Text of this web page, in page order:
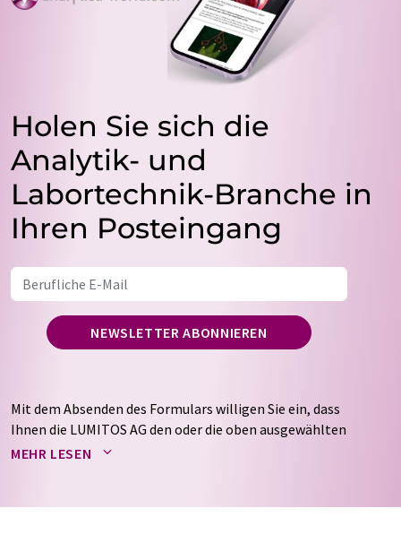
Holen Sie sich die
Analytik- und
Labortechnik-Branche in
Ihren Posteingang
NEWSLETTER ABONNIEREN
Mit dem Absenden des Formulars willigen Sie ein, dass
Ihnen die LUMITOS AG den oder die oben ausgewählten
Newsletter per E-Mail zusendet. Ihre Daten werden
auf Basis unsererDatenschutzerklärung. LUMITOS darf
MEHR LESEN